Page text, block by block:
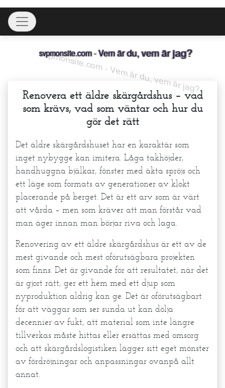
Skip
content
Toggle navigation
svpmonsite.com - Vem är du, vem är jag?
Renovera ett äldre skärgårdshus – vad
som krävs, vad som väntar och hur du
gör det rätt
Det äldre skärgårdshuset har en karaktär som
inget nybygge kan imitera. Låga takhöjder,
handhuggna bjälkar, fönster med äkta spröjs och
ett läge som formats av generationer av klokt
placerande på berget. Det är ett arv som är värt
att vårda – men som kräver att man förstår vad
man äger innan man börjar riva och laga.
Renovering av ett äldre skärgårdshus är ett av de
mest givande och mest oförutsägbara projekten
som finns. Det är givande för att resultatet, när det
är gjort rätt, ger ett hem med ett djup som
nyproduktion aldrig kan ge. Det är oförutsägbart
för att väggar som ser sunda ut kan dölja
decennier av fukt, att material som inte längre
tillverkas måste hittas eller ersättas med omsorg
och att skärgårdslogistiken lägger sitt eget mönster
av fördröjningar och anpassningar ovanpå allt
annat.